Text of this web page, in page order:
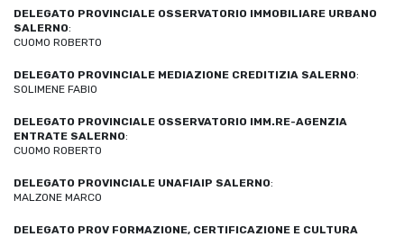
DELEGATO PROVINCIALE OSSERVATORIO IMMOBILIARE URBANO
SALERNO:
CUOMO ROBERTO
DELEGATO PROVINCIALE MEDIAZIONE CREDITIZIA SALERNO:
SOLIMENE FABIO
DELEGATO PROVINCIALE OSSERVATORIO IMM.RE-AGENZIA
ENTRATE SALERNO:
CUOMO ROBERTO
DELEGATO PROVINCIALE UNAFIAIP SALERNO:
MALZONE MARCO
DELEGATO PROV FORMAZIONE, CERTIFICAZIONE E CULTURA